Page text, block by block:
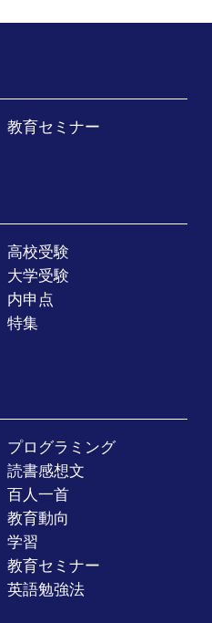
教育セミナー
高校受験
大学受験
内申点
特集
プログラミング
読書感想文
百人一首
教育動向
学習
教育セミナー
英語勉強法